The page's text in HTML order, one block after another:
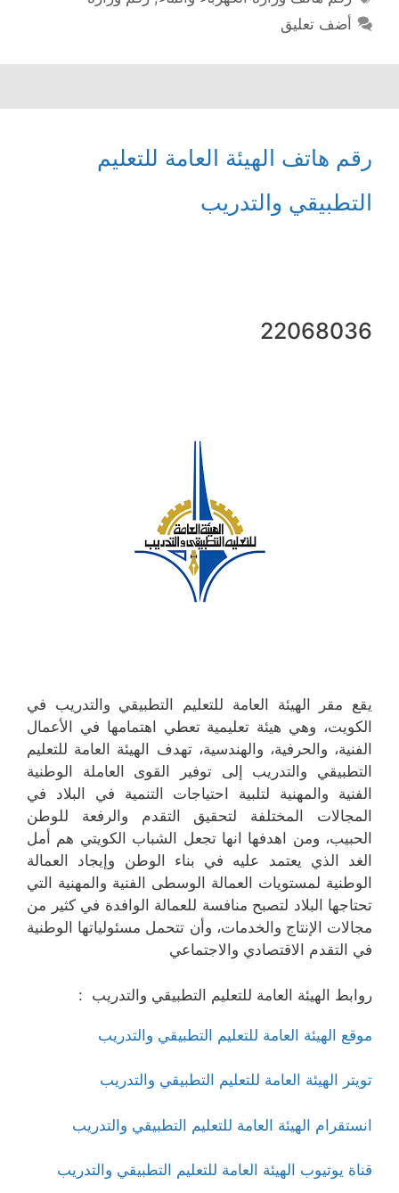
أضف تعليق
رقم هاتف الهيئة العامة للتعليم
التطبيقي والتدريب
22068036
يقع مقر الهيئة العامة للتعليم التطبيقي والتدريب في
الكويت، وهي هيئة تعليمية تعطي اهتمامها في الأعمال
الفنية، والحرفية، والهندسية، تهدف الهيئة العامة للتعليم
التطبيقي والتدريب إلى توفير القوى العاملة الوطنية
الفنية والمهنية لتلبية احتياجات التنمية في البلاد في
المجالات المختلفة لتحقيق التقدم والرفعة للوطن
الحبيب، ومن اهدفها انها تجعل الشباب الكويتي هم أمل
الغد الذي يعتمد عليه في بناء الوطن وإيجاد العمالة
الوطنية لمستويات العمالة الوسطى الفنية والمهنية التي
تحتاجها البلاد لتصبح منافسة للعمالة الوافدة في كثير من
مجالات الإنتاج والخدمات، وأن تتحمل مسئولياتها الوطنية
في التقدم الاقتصادي والاجتماعي
روابط الهيئة العامة للتعليم التطبيقي والتدريب :
موقع الهيئة العامة للتعليم التطبيقي والتدريب
تويتر الهيئة العامة للتعليم التطبيقي والتدريب
انستقرام الهيئة العامة للتعليم التطبيقي والتدريب
قناة يوتيوب الهيئة العامة للتعليم التطبيقي والتدريب